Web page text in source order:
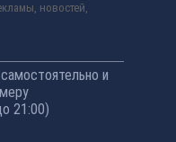
новостей,
и
21:00)